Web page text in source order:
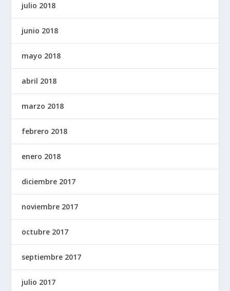
julio 2018
junio 2018
mayo 2018
abril 2018
marzo 2018
febrero 2018
enero 2018
diciembre 2017
noviembre 2017
octubre 2017
septiembre 2017
julio 2017